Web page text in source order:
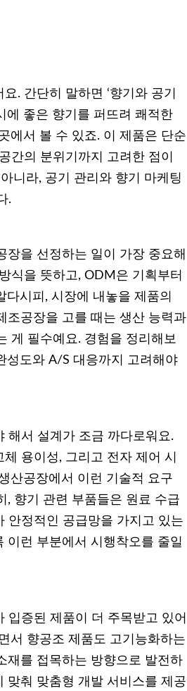
. 간단히 말하면 ‘향기와 공기
에 좋은 향기를 퍼뜨려 쾌적한
에서 볼 수 있죠. 이 제품은 단순
간의 분위기까지 고려한 점이
니라, 공기 관리와 향기 마케팅
.
을 선정하는 일이 가장 중요해
식을 뜻하고, ODM은 기획부터
시피, 시장에 내놓을 제품의
조공장을 고를 때는 생산 능력과
게 필수예요. 경험을 정리해보
성도와 A/S 대응까지 고려해야
해서 설계가 조금 까다로워요.
용이성, 그리고 전자 제어 시
산공장에서 이런 기술적 요구
, 향기 관련 부품들은 원료 수급
안정적인 공급망을 가지고 있는
이런 부분에서 시행착오를 줄일
입증된 제품이 더 주목받고 있어
서 향공조 제품도 고기능화하는
재를 접목하는 방향으로 발전하
맞춰 맞춤형 개발 서비스를 제공